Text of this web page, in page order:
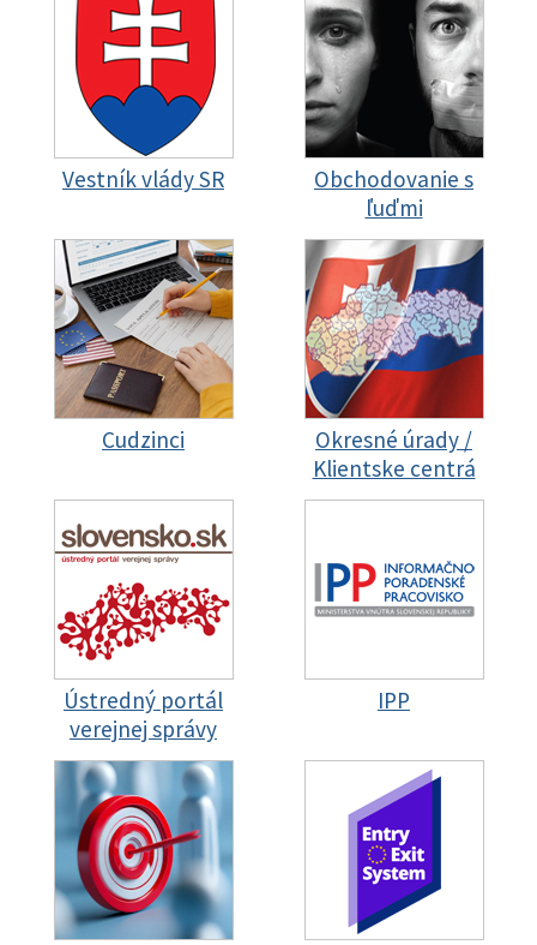
Vestník vlády SR
Obchodovanie s
ľuďmi
Cudzinci
Okresné úrady /
Klientske centrá
Ústredný portál
verejnej správy
IPP